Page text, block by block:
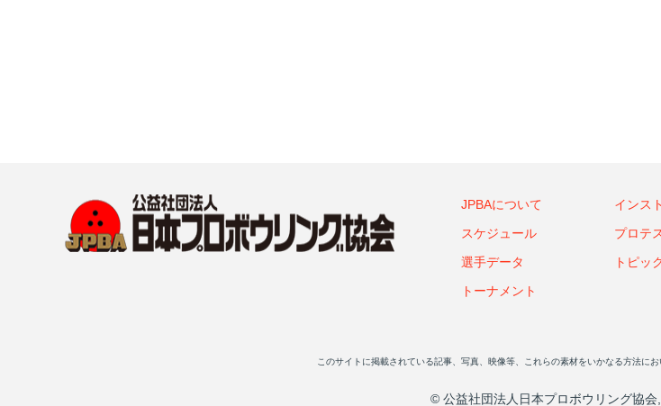
JPBAについて
スケジュール
選手データ
トーナメント
インス
プロテ
トピッ
このサイトに掲載されている記事、写真、映像等、これらの素材をいかなる方法に
© 公益社団法人日本プロボウリング協